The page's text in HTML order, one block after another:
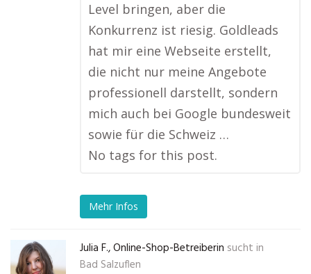
Level bringen, aber die
Konkurrenz ist riesig. Goldleads
hat mir eine Webseite erstellt,
die nicht nur meine Angebote
professionell darstellt, sondern
mich auch bei Google bundesweit
sowie für die Schweiz …
No tags for this post.
Mehr Infos
Julia F., Online-Shop-Betreiberin sucht in
Bad Salzuflen